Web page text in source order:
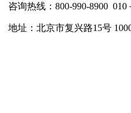
咨询热线：800-990-8900 010
地址：北京市复兴路15号